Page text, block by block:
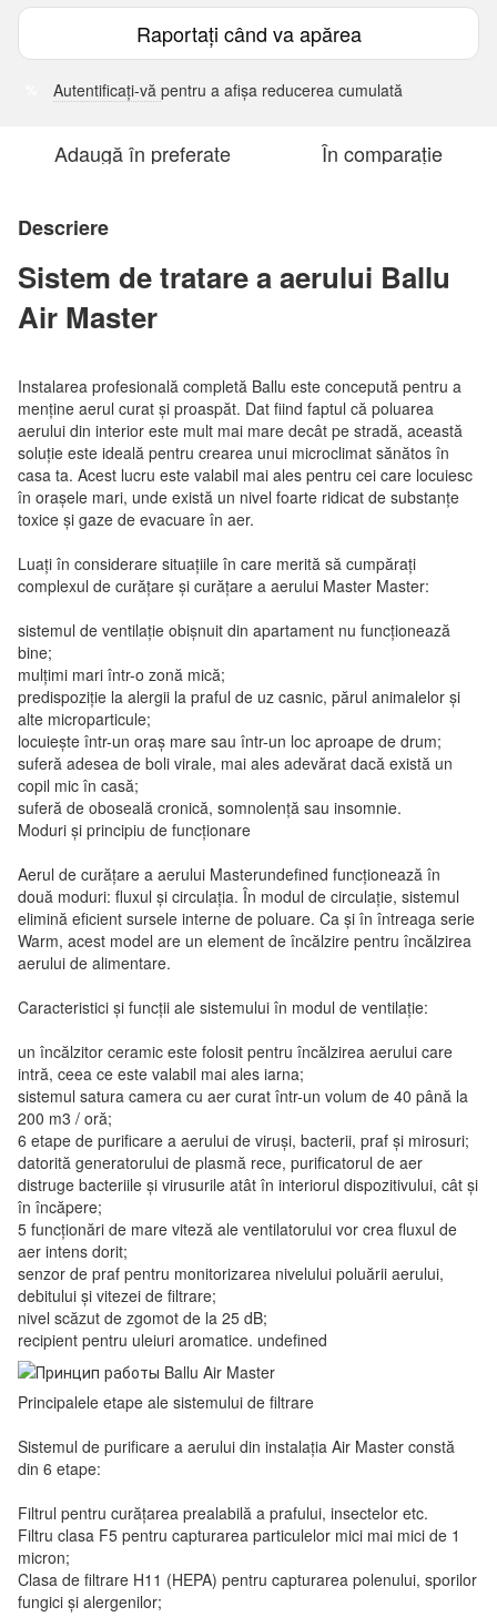
Raportați când va apărea
Autentificați-vă pentru a afișa reducerea cumulată
Adaugă în preferate În comparație
Descriere
Sistem de tratare a aerului Ballu
Air Master
Instalarea profesională completă Ballu este concepută pentru a
menține aerul curat și proaspăt. Dat fiind faptul că poluarea
aerului din interior este mult mai mare decât pe stradă, această
soluție este ideală pentru crearea unui microclimat sănătos în
casa ta. Acest lucru este valabil mai ales pentru cei care locuiesc
în orașele mari, unde există un nivel foarte ridicat de substanțe
toxice și gaze de evacuare în aer.
Luați în considerare situațiile în care merită să cumpărați
complexul de curățare și curățare a aerului Master Master:
sistemul de ventilație obișnuit din apartament nu funcționează
bine;
mulțimi mari într-o zonă mică;
predispoziție la alergii la praful de uz casnic, părul animalelor și
alte microparticule;
locuiește într-un oraș mare sau într-un loc aproape de drum;
suferă adesea de boli virale, mai ales adevărat dacă există un
copil mic în casă;
suferă de oboseală cronică, somnolență sau insomnie.
Moduri și principiu de funcționare
Aerul de curățare a aerului Masterundefined funcționează în
două moduri: fluxul și circulația. În modul de circulație, sistemul
elimină eficient sursele interne de poluare. Ca și în întreaga serie
Warm, acest model are un element de încălzire pentru încălzirea
aerului de alimentare.
Caracteristici și funcții ale sistemului în modul de ventilație:
un încălzitor ceramic este folosit pentru încălzirea aerului care
intră, ceea ce este valabil mai ales iarna;
sistemul satura camera cu aer curat într-un volum de 40 până la
200 m3 / oră;
6 etape de purificare a aerului de viruși, bacterii, praf și mirosuri;
datorită generatorului de plasmă rece, purificatorul de aer
distruge bacteriile și virusurile atât în interiorul dispozitivului, cât și
în încăpere;
5 funcționări de mare viteză ale ventilatorului vor crea fluxul de
aer intens dorit;
senzor de praf pentru monitorizarea nivelului poluării aerului,
debitului și vitezei de filtrare;
nivel scăzut de zgomot de la 25 dB;
recipient pentru uleiuri aromatice. undefined
Principalele etape ale sistemului de filtrare
Sistemul de purificare a aerului din instalația Air Master constă
din 6 etape:
Filtrul pentru curățarea prealabilă a prafului, insectelor etc.
Filtru clasa F5 pentru capturarea particulelor mici mai mici de 1
micron;
Clasa de filtrare H11 (HEPA) pentru capturarea polenului, sporilor
fungici și alergenilor;